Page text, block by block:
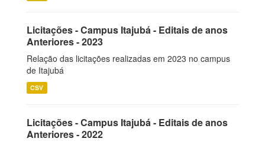
Licitações - Campus Itajubá - Editais de anos
Anteriores - 2023
Relação das licitações realizadas em 2023 no campus
de Itajubá
CSV
Licitações - Campus Itajubá - Editais de anos
Anteriores - 2022